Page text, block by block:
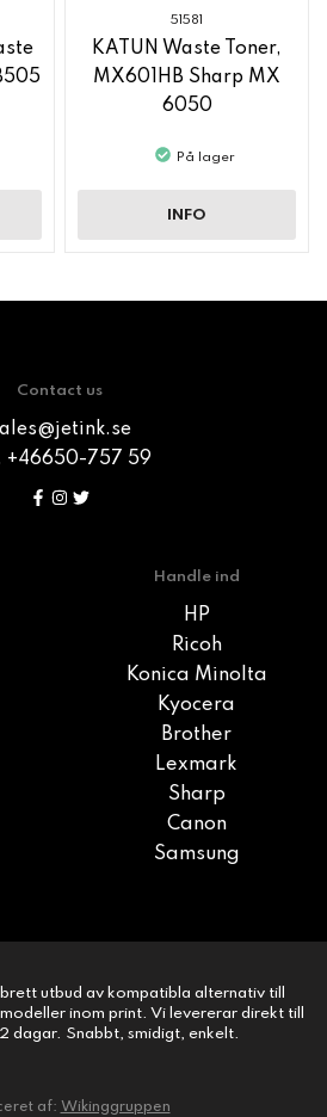
51581
KATUN Waste Toner,
MX601HB Sharp MX
6050
På lager
INFO
Contact us
+46650-757 59
Handle ind
HP
Ricoh
Konica Minolta
Kyocera
Brother
Lexmark
Sharp
Canon
Samsung
utbud av kompatibla alternativ till
inom print. Vi levererar direkt till
dagar. Snabbt, smidigt, enkelt.
af: Wikinggruppen